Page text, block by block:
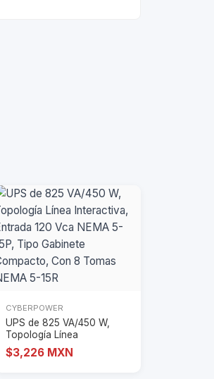
CYBERPOWER
UPS de 825 VA/450 W,
Topología Línea
Interactiva, Entrada
$3,226 MXN